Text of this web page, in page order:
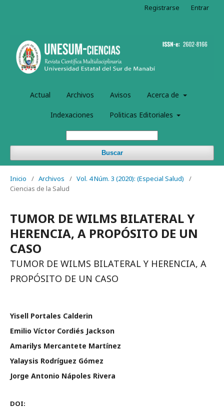
Actual Archivos Avisos Acerca de
Indexaciones Politicas Editoriales
Buscar
Registrarse Entrar
Inicio / Archivos / Vol. 4 Núm. 3 (2020): (Especial Salud)
/
Ciencias de la Salud
TUMOR DE WILMS BILATERAL Y
HERENCIA, A PROPÓSITO DE UN
CASO
TUMOR DE WILMS BILATERAL Y HERENCIA, A
PROPÓSITO DE UN CASO
Yisell Portales Calderin
Emilio Víctor Cordiés Jackson
Amarilys Mercantete Martínez
Yalaysis Rodríguez Gómez
Jorge Antonio Nápoles Rivera
DOI: